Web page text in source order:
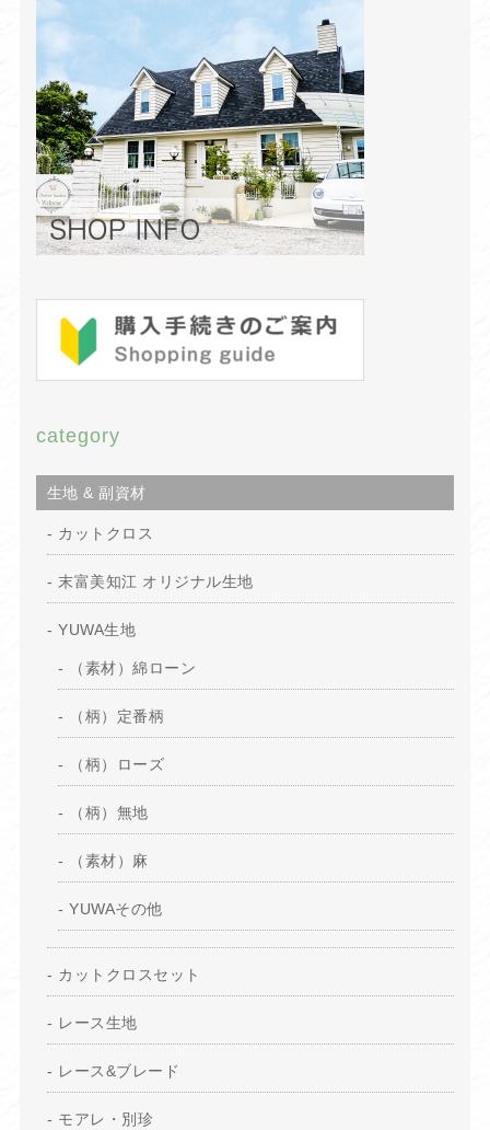
category
生地 & 副資材
カットクロス
末富美知江 オリジナル生地
YUWA生地
（素材）綿ローン
（柄）定番柄
（柄）ローズ
（柄）無地
（素材）麻
YUWAその他
カットクロスセット
レース生地
レース&ブレード
モアレ・別珍